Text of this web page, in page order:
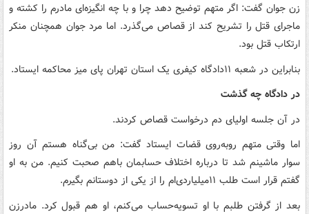
زن جوان گفت: اگر متهم توضیح دهد چرا و با چه انگیزه‌ای مادرم را کشته و
ماجرای قتل را تشریح کند از قصاص می‌گذرد. اما مرد جوان همچنان منکر
ارتکاب قتل بود.
بنابراین در شعبه ۱۱دادگاه کیفری یک استان تهران پای میز محاکمه ایستاد.
در دادگاه چه گذشت
در آن جلسه اولیای دم درخواست قصاص کردند.
اما وقتی متهم روبه‌روی قضات ایستاد گفت: من بی‌گناه هستم آن روز
سوار ماشینم شد تا درباره اختلاف حسابمان باهم صحبت کنیم. من به او
گفتم قرار است ‌طلب ۱۱میلیاردی‌ام را از یکی از دوستانم بگیرم.
بعد از گرفتن طلبم با او تسویه‌حساب می‌کنم، او هم قبول کرد. مادرزن